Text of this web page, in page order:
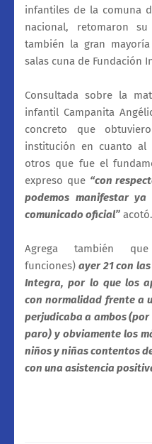
infantiles de la comuna
nacional, retomaron
también la gran
salas cuna de Fundación
Consultada sobre la
infantil Campanita
concreto que
institución en cuanto al
otros que fue el
expreso que “con
podemos manifestar
comunicado oficial” acotó.
Agrega también
funciones) ayer 21 con
Integra, por lo que los
con normalidad frente a
perjudicaba a ambos (por
paro) y obviamente los
niños y niñas contentos
con una asistencia